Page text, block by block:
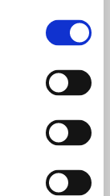
in her
her good
for comfort.